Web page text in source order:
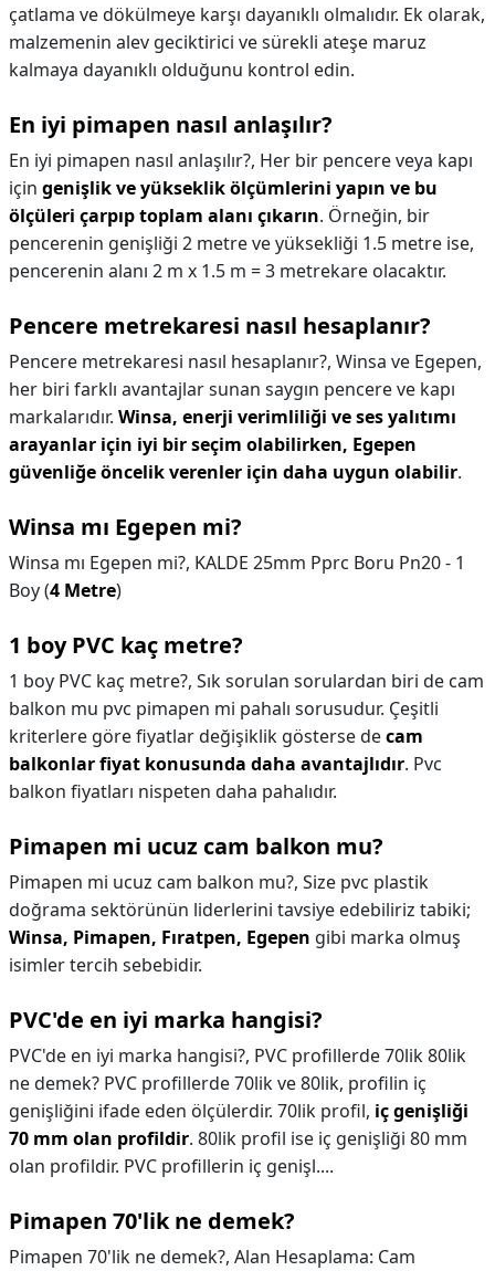
çatlama ve dökülmeye karşı dayanıklı olmalıdır. Ek olarak,
malzemenin alev geciktirici ve sürekli ateşe maruz
kalmaya dayanıklı olduğunu kontrol edin.
En iyi pimapen nasıl anlaşılır?
En iyi pimapen nasıl anlaşılır?, Her bir pencere veya kapı
için genişlik ve yükseklik ölçümlerini yapın ve bu
ölçüleri çarpıp toplam alanı çıkarın. Örneğin, bir
pencerenin genişliği 2 metre ve yüksekliği 1.5 metre ise,
pencerenin alanı 2 m x 1.5 m = 3 metrekare olacaktır.
Pencere metrekaresi nasıl hesaplanır?
Pencere metrekaresi nasıl hesaplanır?, Winsa ve Egepen,
her biri farklı avantajlar sunan saygın pencere ve kapı
markalarıdır. Winsa, enerji verimliliği ve ses yalıtımı
arayanlar için iyi bir seçim olabilirken, Egepen
güvenliğe öncelik verenler için daha uygun olabilir.
Winsa mı Egepen mi?
Winsa mı Egepen mi?, KALDE 25mm Pprc Boru Pn20 - 1
Boy (4 Metre)
1 boy PVC kaç metre?
1 boy PVC kaç metre?, Sık sorulan sorulardan biri de cam
balkon mu pvc pimapen mi pahalı sorusudur. Çeşitli
kriterlere göre fiyatlar değişiklik gösterse decam
balkonlar fiyat konusunda daha avantajlıdır. Pvc
balkon fiyatları nispeten daha pahalıdır.
Pimapen mi ucuz cam balkon mu?
Pimapen mi ucuz cam balkon mu?, Size pvc plastik
doğrama sektörünün liderlerini tavsiye edebiliriz tabiki;
Winsa, Pimapen, Fıratpen, Egepen gibi marka olmuş
isimler tercih sebebidir.
PVC'de en iyi marka hangisi?
PVC'de en iyi marka hangisi?, PVC profillerde 70lik 80lik
ne demek? PVC profillerde 70lik ve 80lik, profilin iç
genişliğini ifade eden ölçülerdir. 70lik profil, iç genişliği
70 mm olan profildir. 80lik profil ise iç genişliği 80 mm
olan profildir. PVC profillerin iç genişl....
Pimapen 70'lik ne demek?
Pimapen 70'lik ne demek?, Alan Hesaplama: Cam